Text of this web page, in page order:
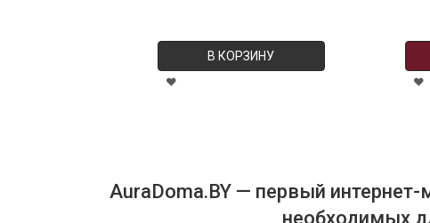
В КОРЗИНУ
AuraDoma.BY — первый
необходимых